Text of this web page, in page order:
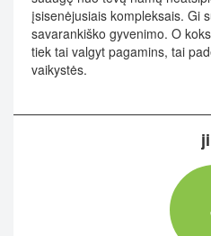
įsisenėjusiais kompleksais. Gi
savarankiško gyvenimo. O
tiek tai valgyt pagamins, tai
vaikystės.